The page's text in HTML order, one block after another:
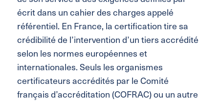
écrit dans un cahier des charges appelé
référentiel. En France, la certification tire sa
crédibilité de l’intervention d’un tiers accrédité
selon les normes européennes et
internationales. Seuls les organismes
certificateurs accrédités par le Comité
français d’accréditation (COFRAC) ou un autre